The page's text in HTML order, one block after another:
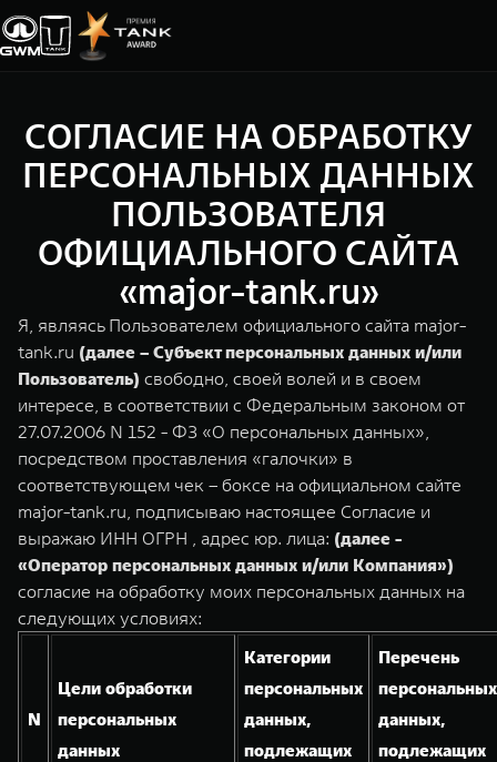
Модели
TANK 300
Следуй за открытиями
от 3 999 000 ₽
TANK 400
За пределы возможного
от 5 599 000 ₽
TANK 500
Веди за собой
TANK 700
Сила признания
от 10 199 000 ₽
Покупателям
ВЫБОР АВТОМОБИЛЯ
Спецпредложения
Тест-драйв
Зарядные станции
Проверено TANK
ПОКУПКА АВТОМОБИЛЯ
TANK Финансы
Корпоративным клиентам
TANK Кредит
TANK Лизинг
Владельцам
ГАРАНТИЯ И ПОДДЕРЖКА
Гарантия
СЕРВИС
Калькулятор ТО
Нулевое ТО
Сервис
Специальные предложения
Моторные масла
Цифровые сервисы TANK
Подписки
О дилере
ИНФОРМАЦИЯ
О нас
GWM ТЕХ ДЕНЬ
Новости
СОГЛАСИЕ НА ОБРАБОТКУ
ПЕРСОНАЛЬНЫХ ДАННЫХ
ПОЛЬЗОВАТЕЛЯ
ОФИЦИАЛЬНОГО САЙТА
«major-tank.ru»
Я, являясь Пользователем официального сайта major-
tank.ru (далее – Субъект персональных данных и/или
Пользователь) свободно, своей волей и в своем
интересе, в соответствии с Федеральным законом от
27.07.2006 N 152 - ФЗ «О персональных данных»,
посредством проставления «галочки» в
соответствующем чек – боксе на официальном сайте
major-tank.ru, подписываю настоящее Согласие и
выражаю ИНН ОГРН , адрес юр. лица: (далее -
«Оператор персональных данных и/или Компания»)
согласие на обработку моих персональных данных на
следующих условиях:
N
Цели обработки
персональных
данных
Категории
персональных
данных,
подлежащих
Перечень
персональных
данных,
подлежащих